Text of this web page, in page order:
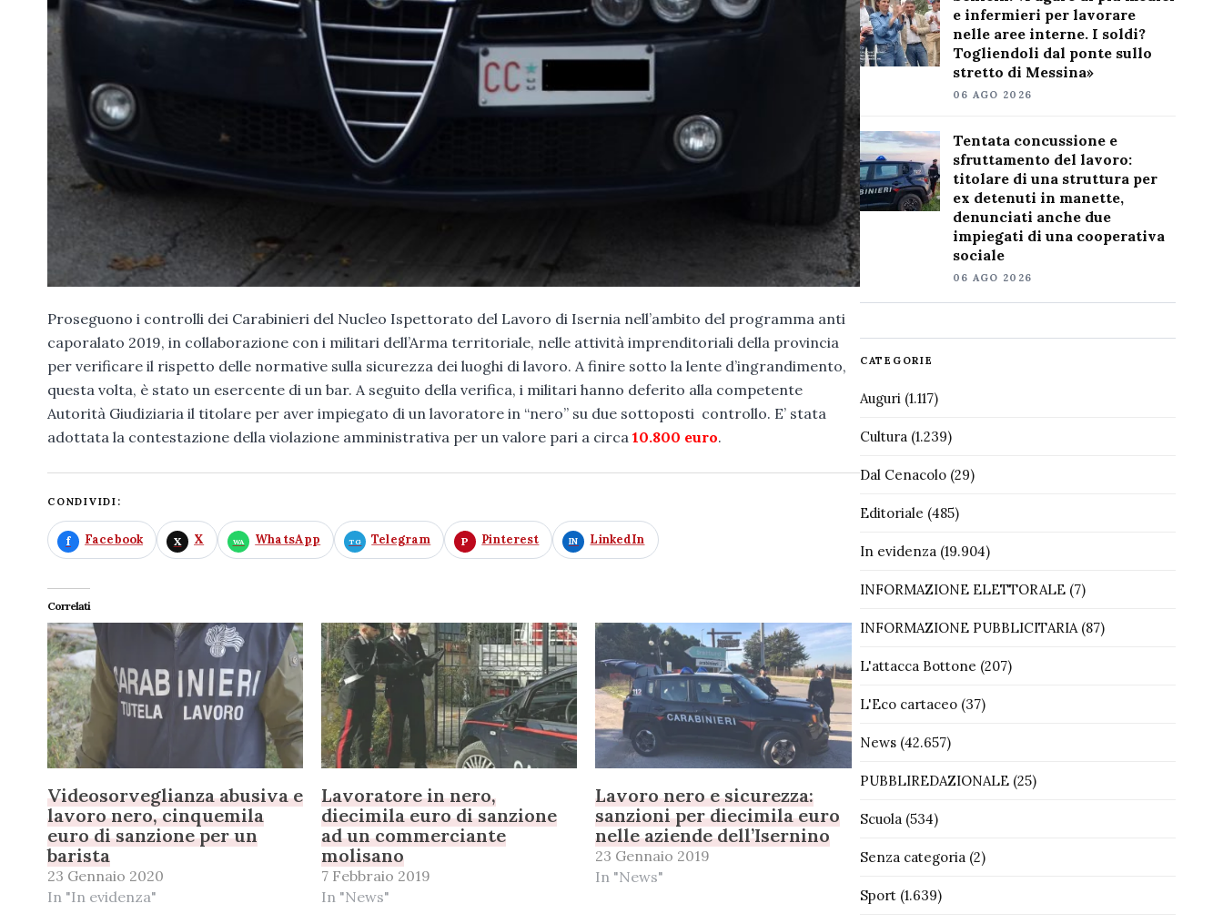
Proseguono i controlli dei Carabinieri del Nucleo Ispettorato del Lavoro di Isernia nell’ambito del programma anti
caporalato 2019, in collaborazione con i militari dell’Arma territoriale, nelle attività imprenditoriali della provincia
per verificare il rispetto delle normative sulla sicurezza dei luoghi di lavoro. A finire sotto la lente d’ingrandimento,
questa volta, è stato un esercente di un bar. A seguito della verifica, i militari hanno deferito alla competente
Autorità Giudiziaria il titolare per aver impiegato di un lavoratore in “nero” su due sottoposti controllo. E’ stata
adottata la contestazione della violazione amministrativa per un valore pari a circa 10.800 euro.
CONDIVIDI:
Facebook X WhatsApp Telegram Pinterest LinkedIn
Correlati
Videosorveglianza abusiva e
lavoro nero, cinquemila
euro di sanzione per un
barista
23 Gennaio 2020
In "In evidenza"
Lavoratore in nero,
diecimila euro di sanzione
ad un commerciante
molisano
7 Febbraio 2019
In "News"
Lavoro nero e sicurezza:
sanzioni per diecimila euro
nelle aziende dell’Isernino
23 Gennaio 2019
In "News"
e infermieri per lavorare
nelle aree interne. I soldi?
Togliendoli dal ponte sullo
stretto di Messina»
06 AGO 2026
Tentata concussione e
sfruttamento del lavoro:
titolare di una struttura per
ex detenuti in manette,
denunciati anche due
impiegati di una cooperativa
sociale
06 AGO 2026
CATEGORIE
Auguri(1.117)
Cultura(1.239)
Dal Cenacolo(29)
Editoriale (485)
In evidenza(19.904)
INFORMAZIONE ELETTORALE(7)
INFORMAZIONE PUBBLICITARIA(87)
L'attacca Bottone (207)
L'Eco cartaceo(37)
News(42.657)
PUBBLIREDAZIONALE(25)
Scuola(534)
Senza categoria(2)
Sport(1.639)